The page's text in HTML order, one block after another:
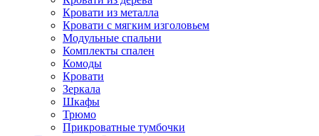
Кровати из металла
Кровати с мягким изголовьем
Модульные спальни
Комплекты спален
Комоды
Кровати
Зеркала
Шкафы
Трюмо
Прикроватные тумбочки